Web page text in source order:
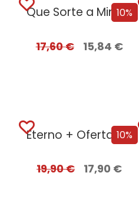
10%
Que Sorte a Minha Tua – Edição com EDGES
17,60€ 15,84 €
10%
Eterno + Oferta Inocência Mortal
19,90€ 17,90 €